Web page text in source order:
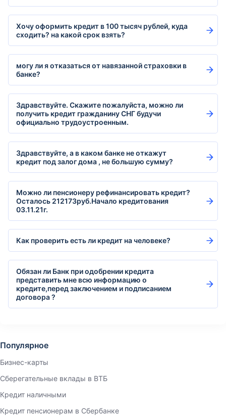
Хочу оформить кредит в 100 тысяч рублей, куда
сходить? на какой срок взять?
могу ли я отказаться от навязанной страховки в
банке?
Здравствуйте. Скажите пожалуйста, можно ли
получить кредит гражданину СНГ будучи
официально трудоустроенным.
Здравствуйте, а в каком банке не откажут
кредит под залог дома , не большую сумму?
Можно ли пенсионеру рефинансировать кредит?
Осталось 212173руб.Начало кредитования
03.11.21г.
Как проверить есть ли кредит на человеке?
Обязан ли Банк при одобрении кредита
представить мне всю информацию о
кредите,перед заключением и подписанием
договора ?
Популярное
Бизнес-карты
Сберегательные вклады в ВТБ
Кредит наличными
Кредит пенсионерам в Сбербанке